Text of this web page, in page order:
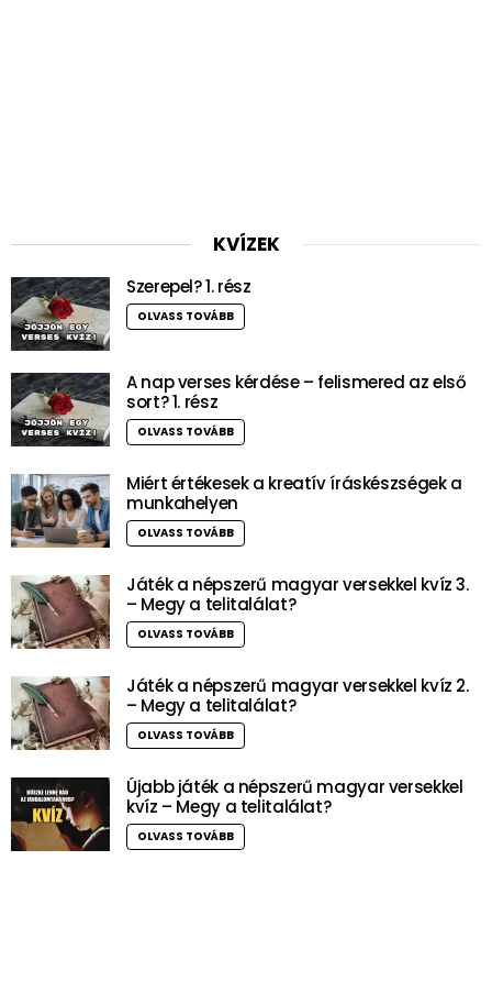
KVÍZEK
Szerepel? 1. rész
OLVASS TOVÁBB
A nap verses kérdése – felismered az első
sort? 1. rész
OLVASS TOVÁBB
Miért értékesek a kreatív íráskészségek a
munkahelyen
OLVASS TOVÁBB
Játék a népszerű magyar versekkel kvíz 3.
– Megy a telitalálat?
OLVASS TOVÁBB
Játék a népszerű magyar versekkel kvíz 2.
– Megy a telitalálat?
OLVASS TOVÁBB
Újabb játék a népszerű magyar versekkel
kvíz – Megy a telitalálat?
OLVASS TOVÁBB